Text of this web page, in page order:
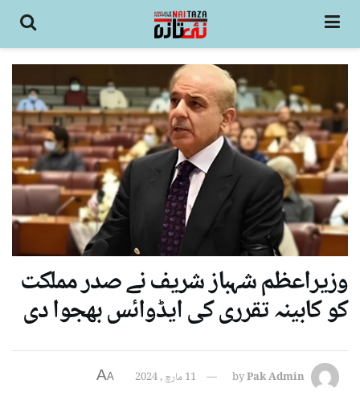
وزیراعظم شہباز شریف نے صدر مملکت
کو کابینہ تقرری کی ایڈوائس بھجوا دی
byPak Admin 11 مارچ , 2024 A
A